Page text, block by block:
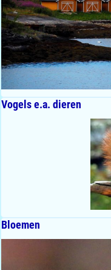
Vogels e.a. dieren
Bloemen